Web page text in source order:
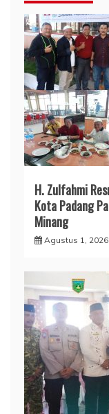
H. Zulfahmi
Kota Padang
Minang
Agustus 1, 2026